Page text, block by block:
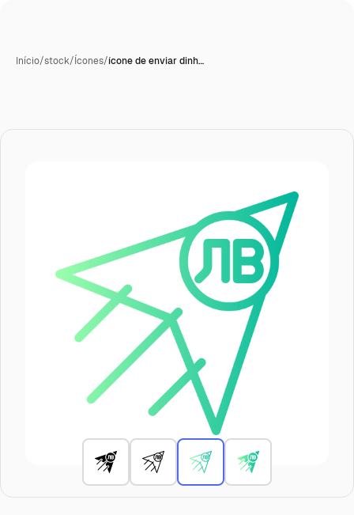
Início/stock/Ícones/ícone de enviar dinh…